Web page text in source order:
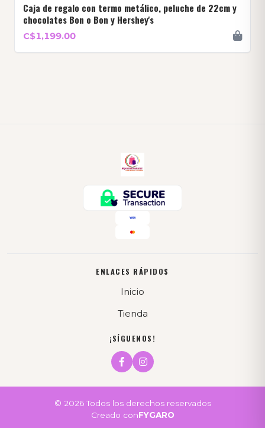
Caja de regalo con termo metálico, peluche de 22cm y
chocolates Bon o Bon y Hershey's
C$1,199.00
ENLACES RÁPIDOS
Inicio
Tienda
¡SÍGUENOS!
© 2026 Todos los derechos reservados
Creado conFYGARO